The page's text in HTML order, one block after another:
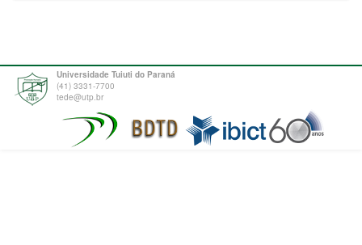
Universidade Tuiuti do Paraná
(41) 3331-7700
tede@utp.br